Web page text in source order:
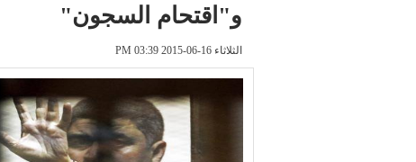
و"اقتحام السجون"
الثلاثاء 16-06-2015 PM 03:39